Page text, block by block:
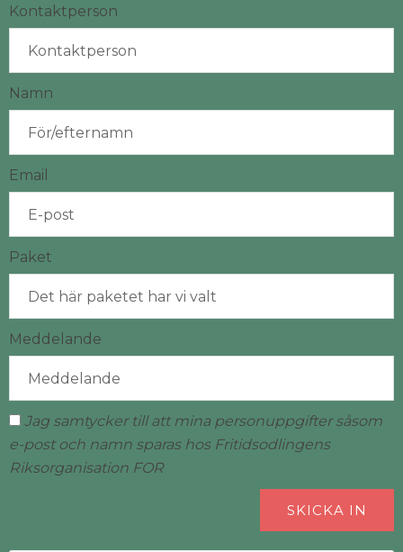
Kontaktperson
Namn
Email
Paket
Meddelande
Jag samtycker till att mina personuppgifter såsom
e-post och namn sparas hos Fritidsodlingens
Riksorganisation FOR
SKICKA IN